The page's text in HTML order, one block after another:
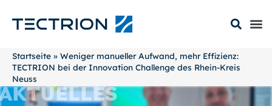
Startseite » Weniger manueller Aufwand, mehr Effizienz:
TECTRION bei der Innovation Challenge des Rhein-Kreis
Neuss